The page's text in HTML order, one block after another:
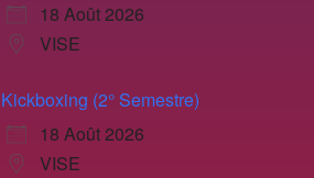
18 Août 2026
VISE
Kickboxing (2° Semestre)
18 Août 2026
VISE